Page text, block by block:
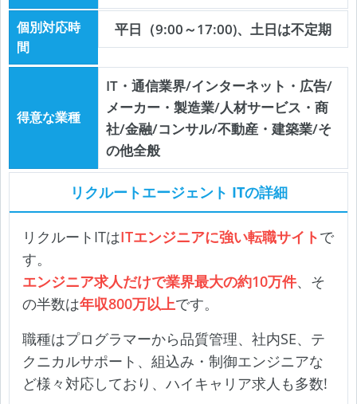
個別対応時
間
平日（9:00～17:00)、土日は不定期
得意な業種
IT・通信業界/インターネット・広告/
メーカー・製造業/人材サービス・商
社/金融/コンサル/不動産・建築業/そ
の他全般
リクルートエージェント ITの詳細
リクルートITはITエンジニアに強い転職サイトで
す。
エンジニア求人だけで業界最大の約10万件、そ
の半数は年収800万以上です。
職種はプログラマーから品質管理、社内SE、テ
クニカルサポート、組込み・制御エンジニアな
ど様々対応しており、ハイキャリア求人も多数!